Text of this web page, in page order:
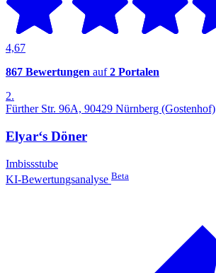
4,67
867 Bewertungen auf2 Portalen
2.
Fürther Str. 96A, 90429 Nürnberg (Gostenhof)
Elyar‘s Döner
Imbissstube
KI-Bewertungsanalyse Beta